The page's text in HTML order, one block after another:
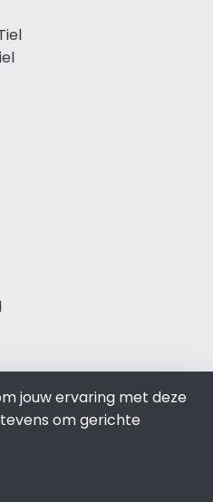
jouw ervaring met deze
om gerichte